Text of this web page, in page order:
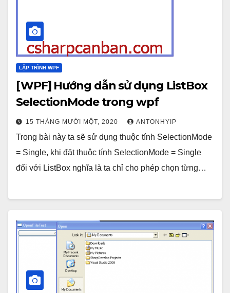
LẬP TRÌNH WPF
[WPF] Hướng dẫn sử dụng ListBox
SelectionMode trong wpf
15 THÁNG MƯỜI MỘT, 2020 ANTONHYIP
Trong bài này ta sẽ sử dụng thuộc tính SelectionMode
= Single, khi đặt thuộc tính SelectionMode = Single
đối với ListBox nghĩa là ta chỉ cho phép chọn từng…